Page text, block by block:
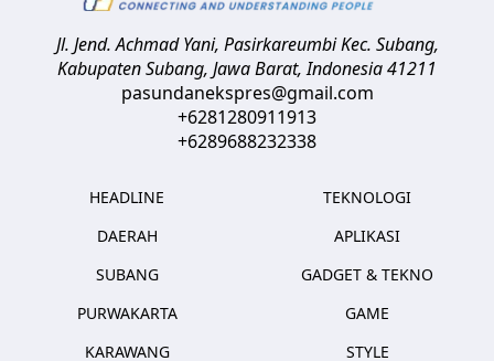
Jl. Jend. Achmad Yani, Pasirkareumbi Kec. Subang,
Kabupaten Subang, Jawa Barat,Indonesia41211
pasundanekspres@gmail.com
+6281280911913
+6289688232338
HEADLINE
DAERAH
SUBANG
PURWAKARTA
KARAWANG
TEKNOLOGI
APLIKASI
GADGET & TEKNO
GAME
STYLE